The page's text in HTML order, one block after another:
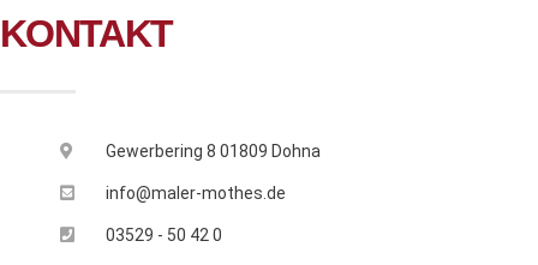
KONTAKT
Gewerbering 8 01809 Dohna
info@maler-mothes.de
03529 - 50 42 0